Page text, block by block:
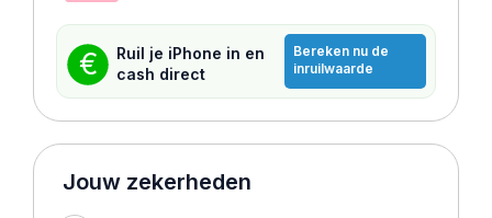
€
Ruil je iPhone in en
cash direct
Bereken nu de
inruilwaarde
Jouw zekerheden